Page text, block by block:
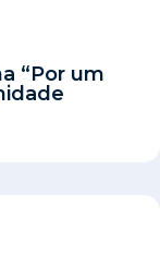
“Por um